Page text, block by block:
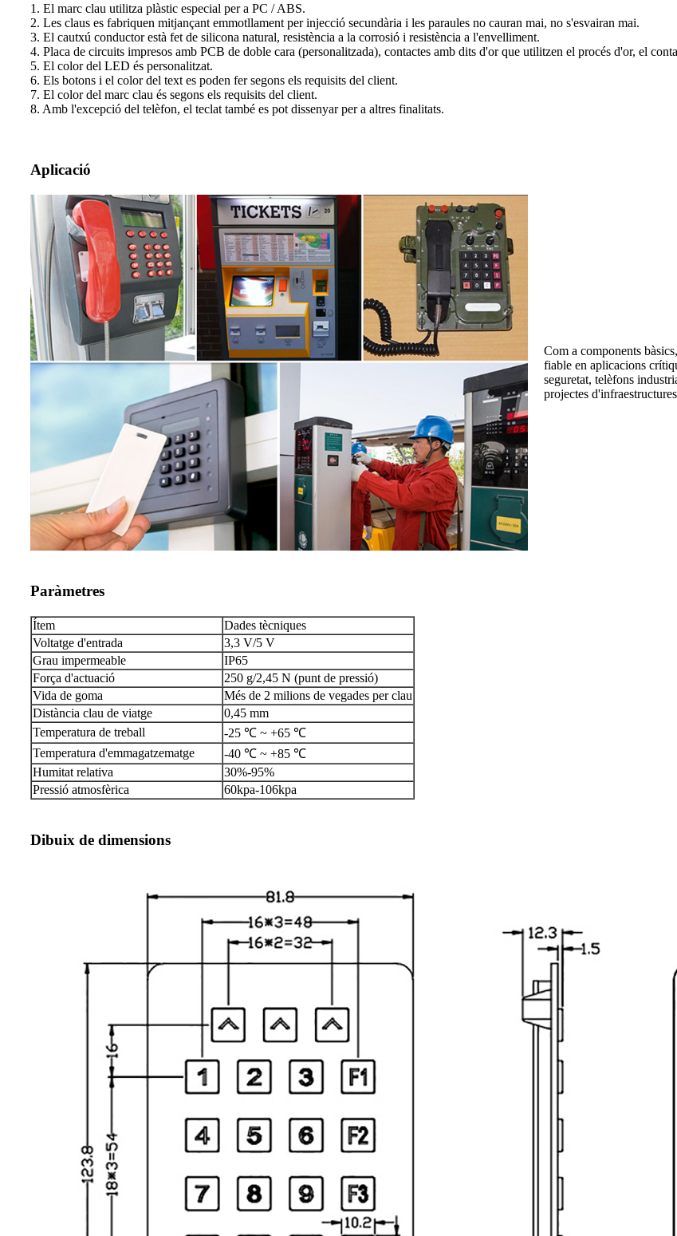
1. El marc clau utilitza plàstic especial per a PC / ABS.
2. Les claus es fabriquen mitjançant emmotllament per injecció secundària i les paraules no cauran mai, no s'esvairan mai.
3. El cautxú conductor està fet de silicona natural, resistència a la corrosió i resistència a l'envelliment.
4. Placa de circuits impresos amb PCB de doble cara (personalitzada), contactes amb dits d'or que utilitzen el procés d'or, el
5. El color del LED és personalitzat.
6. Els botons i el color del text es poden fer segons els requisits del client.
7. El color del marc clau és segons els requisits del client.
8. Amb l'excepció del telèfon, el teclat també es pot dissenyar per a altres finalitats.
Aplicació
Com a components
fiable en aplicacions
seguretat, telèfons
projectes
Paràmetres
Ítem
Dades tècniques
Voltatge d'entrada
3,3 V/5 V
Grau impermeable
IP65
Força d'actuació
250 g/2,45 N (punt de pressió)
Vida de goma
Més de 2 milions de vegades per clau
Distància clau de viatge
0,45 mm
Temperatura de treball
-25 ℃ ~ +65 ℃
Temperatura d'emmagatzematge
-40 ℃ ~ +85 ℃
Humitat relativa
30%-95%
Pressió atmosfèrica
60kpa-106kpa
Dibuix de dimensions